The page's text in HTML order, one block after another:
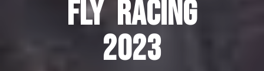
FLY RACING
2023